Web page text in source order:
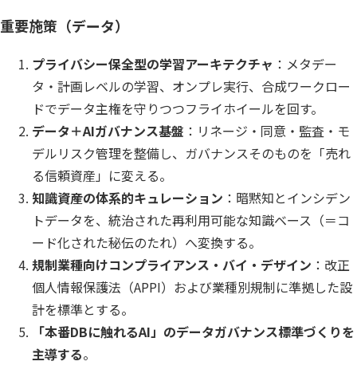
重要施策（データ）
プライバシー保全型の学習アーキテクチャ ：メタデー
タ・計画レベルの学習、オンプレ実行、合成ワークロー
ドでデータ主権を守りつつフライホイールを回す。
データ＋AIガバナンス基盤 ：リネージ・同意・監査・モ
デルリスク管理を整備し、ガバナンスそのものを「売れ
る信頼資産」に変える。
知識資産の体系的キュレーション ：暗黙知とインシデン
トデータを、統治された再利用可能な知識ベース（＝コ
ード化された秘伝のたれ）へ変換する。
規制業種向けコンプライアンス・バイ・デザイン ：改正
個人情報保護法（APPI）および業種別規制に準拠した設
計を標準とする。
「本番DBに触れるAI」のデータガバナンス標準づくりを
主導する。